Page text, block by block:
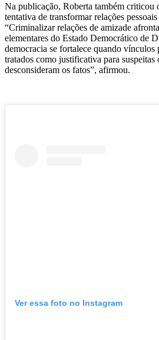
Na publicação, Roberta também criticou
tentativa de transformar relações
“Criminalizar relações de amizade
elementares do Estado Democrático de
democracia se fortalece quando vínculos
tratados como justificativa para suspeitas
desconsideram os fatos”, afirmou.
Ver essa foto no Instagram